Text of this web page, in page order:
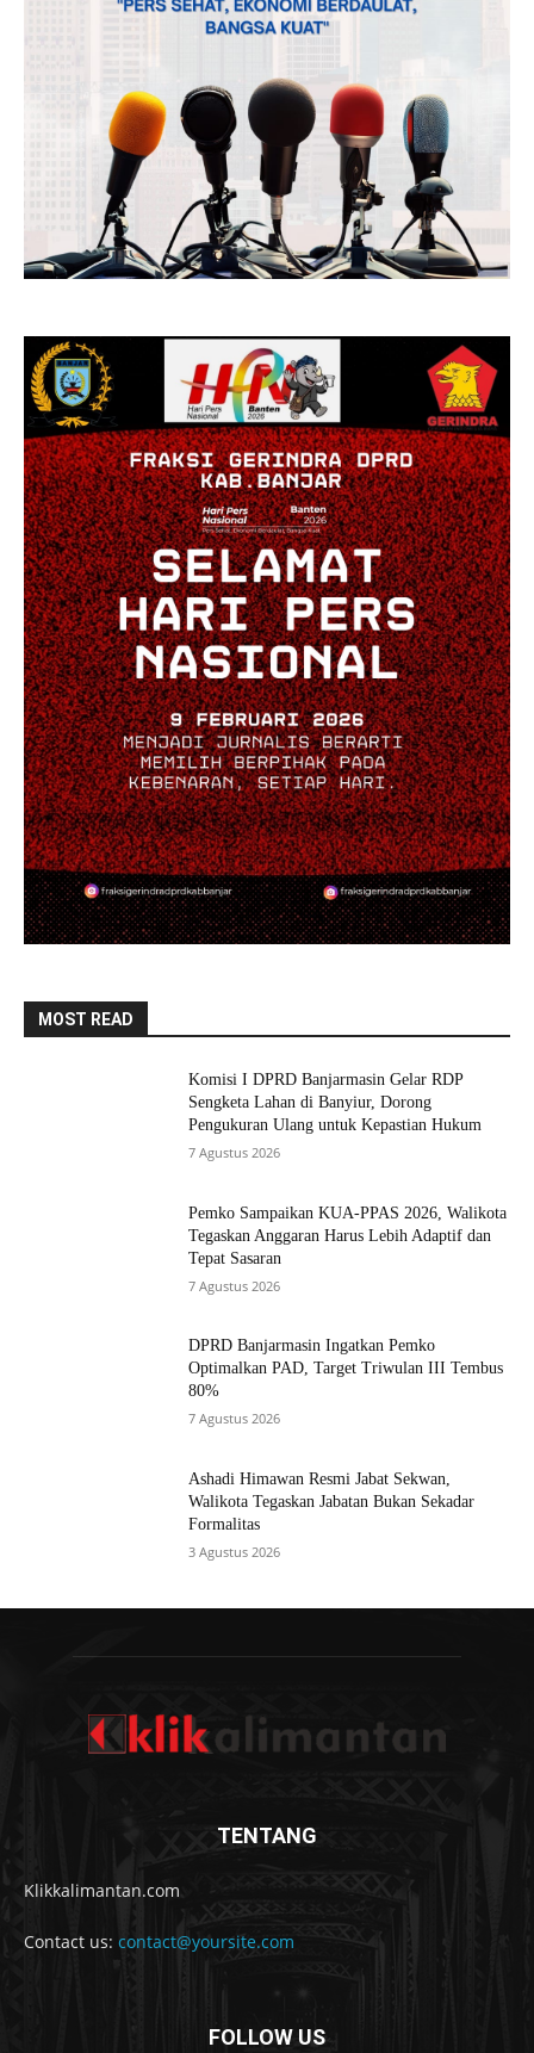
MOST READ
Komisi I DPRD Banjarmasin Gelar RDP
Sengketa Lahan di Banyiur, Dorong
Pengukuran Ulang untuk Kepastian Hukum
7 Agustus 2026
Pemko Sampaikan KUA-PPAS 2026, Walikota
Tegaskan Anggaran Harus Lebih Adaptif dan
Tepat Sasaran
7 Agustus 2026
DPRD Banjarmasin Ingatkan Pemko
Optimalkan PAD, Target Triwulan III Tembus
80%
7 Agustus 2026
Ashadi Himawan Resmi Jabat Sekwan,
Walikota Tegaskan Jabatan Bukan Sekadar
Formalitas
3 Agustus 2026
TENTANG
Klikkalimantan.com
Contact us: contact@yoursite.com
FOLLOW US